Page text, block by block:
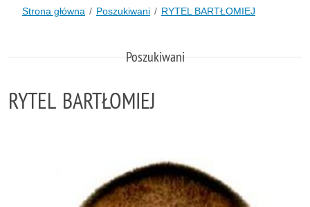
Strona główna Poszukiwani RYTEL BARTŁOMIEJ
Poszukiwani
RYTEL BARTŁOMIEJ